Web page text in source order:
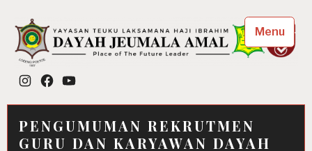
content
Dayah Jeumala Amal
Place of The Future Leader
Instagram
FacebookYouTube
Menu
PENGUMUMAN REKRUTMEN
GURU DAN KARYAWAN DAYAH